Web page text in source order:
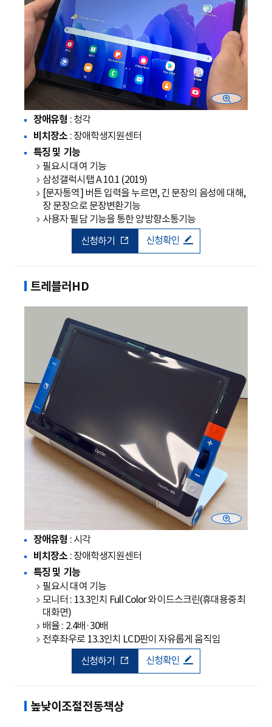
장애유형 : 청각
비치장소 : 장애학생지원센터
특징 및 기능
필요시 대여 기능
삼성갤럭시탭 A 10.1 (2019)
[문자통역] 버튼 입력을 누르면, 긴 문장의 음성에 대해,
장 문장으로 문장변환기능
사용자 필담 기능을 통한 양방향소통기능
신청하기
신청확인
트레블러HD
장애유형 : 시각
비치장소 : 장애학생지원센터
특징 및 기능
필요시 대여 기능
모니터 : 13.3인치 Full Color 와이드스크린(휴대용중최
대화면)
배율 : 2.4배·30배
전후좌우로 13.3인치 LCD판이 자유롭게 움직임
신청하기
신청확인
높낮이조절전동책상